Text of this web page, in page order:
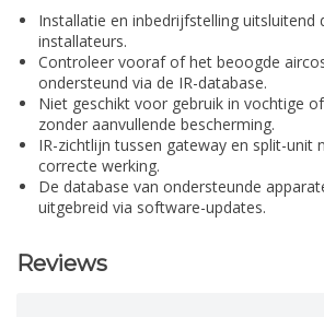
Installatie en inbedrijfstelling uitsluitend
installateurs.
Controleer vooraf of het beoogde
ondersteund via de IR-database.
Niet geschikt voor gebruik in vochtige
zonder aanvullende bescherming.
IR-zichtlijn tussen gateway en split-unit
correcte werking.
De database van ondersteunde
uitgebreid via software-updates.
Reviews